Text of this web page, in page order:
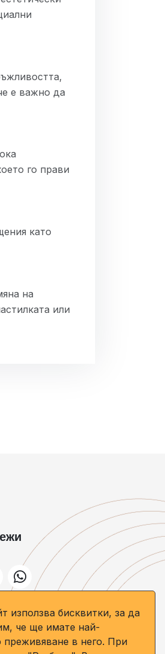
използва бисквитки, за да
че ще имате най-
преживяване в него. При
е важно да
го прави
като
на
или